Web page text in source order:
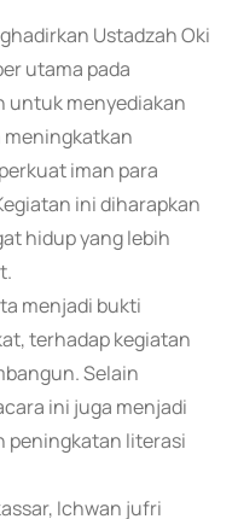
Ustadzah Oki
utama pada
untuk menyediakan
meningkatkan
iman para
ini diharapkan
hidup yang lebih
menjadi bukti
terhadap kegiatan
Selain
ini juga menjadi
peningkatan literasi
Ichwan jufri